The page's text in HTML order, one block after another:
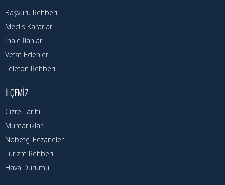
Başvuru Rehberi
Meclis Kararları
İhale İlanları
Vefat Edenler
Telefon Rehberi
İLÇEMIZ
Cizre Tarihi
Muhtarlıklar
Nöbetçi Eczaneler
Turizm Rehberi
Hava Durumu